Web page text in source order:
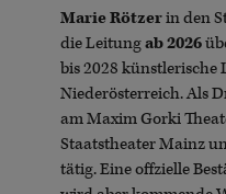
Marie Rötzerin den
die Leitungab 2026
bis 2028 künstlerische
Niederösterreich. Als
am Maxim Gorki
Staatstheater Mainz
tätig. Eine offzielle